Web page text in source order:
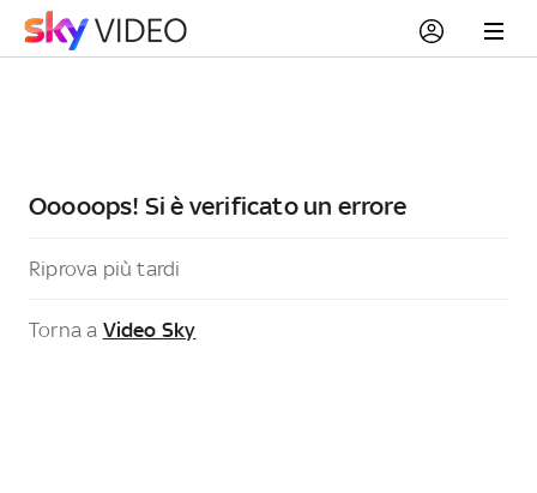
Ooooops! Si è verificato un errore
Riprova più tardi
Torna a Video Sky